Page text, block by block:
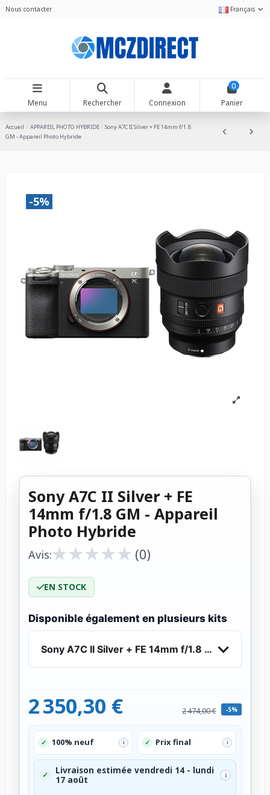
Nous contacter Français
Menu Rechercher Connexion
0
Panier
Accueil APPAREIL PHOTO HYBRIDE
Sony A7C II Silver + FE 14mm f/1.8
GM - Appareil Photo Hybride
-5%
Sony A7C II Silver + FE
14mm f/1.8 GM - Appareil
Photo Hybride
Avis:★
★★
★★
★★
★★
★ (0)
EN STOCK
Disponible également en plusieurs kits
Sony A7C II Silver + FE 14mm f/1.8 GM -
2 350,30 € 2 474,00 € -5%
✓ 100% neuf i ✓ Prix final i
✓
Livraison estimée vendredi 14 - lundi
17 août
i